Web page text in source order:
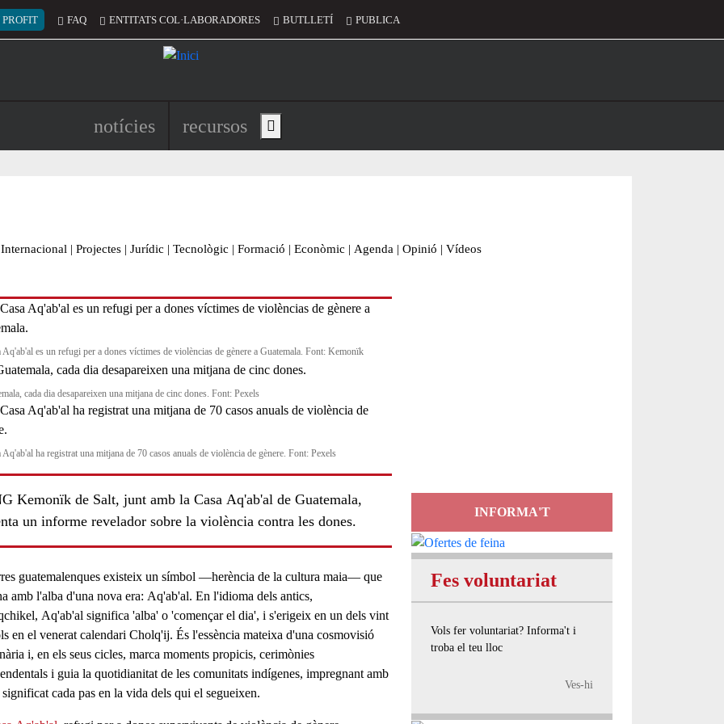
del compte d'usuari
PROFIT FAQ ENTITATS COL·LABORADORES BUTLLETÍ PUBLICA
Navegació principal de l'encapçalament
notícies recursos Show main menu
Internacional | Projectes | Jurídic | Tecnològic | Formació | Econòmic | Agenda | Opinió | Vídeos
Aq'ab'al es un refugi per a dones víctimes de violèncias de gènere a Guatemala. Font: Kemonïk
cada dia desapareixen una mitjana de cinc dones. Font: Pexels
Aq'ab'al ha registrat una mitjana de 70 casos anuals de violència de gènere. Font: Pexels
Kemonïk de Salt, junt amb la Casa Aq'ab'al de Guatemala,
un informe revelador sobre la violència contra les dones.
guatemalenques existeix un símbol —herència de la cultura maia— que
amb l'alba d'una nova era: Aq'ab'al. En l'idioma dels antics,
Aq'ab'al significa 'alba' o 'començar el dia', i s'erigeix en un dels vint
en el venerat calendari Cholq'ij. És l'essència mateixa d'una cosmovisió
i, en els seus cicles, marca moments propicis, cerimònies
i guia la quotidianitat de les comunitats indígenes, impregnant amb
significat cada pas en la vida dels qui el segueixen.
INFORMA'T
Fes voluntariat
Vols fer voluntariat? Informa't i
troba el teu lloc
Ves-hi